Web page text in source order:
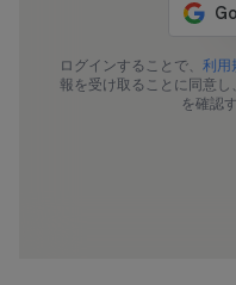
ログインすることで、 利用
報を受け取ることに同意し、
を確認